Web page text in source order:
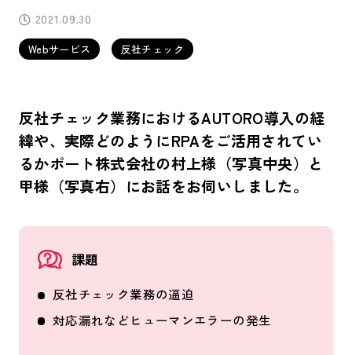
2021.09.30
Webサービス 反社チェック
反社チェック業務におけるAUTORO導入の経
緯や、実際どのようにRPAをご活用されてい
るかポート株式会社の村上様（写真中央）と
甲様（写真右）にお話をお伺いしました。
課題
反社チェック業務の逼迫
対応漏れなどヒューマンエラーの発生